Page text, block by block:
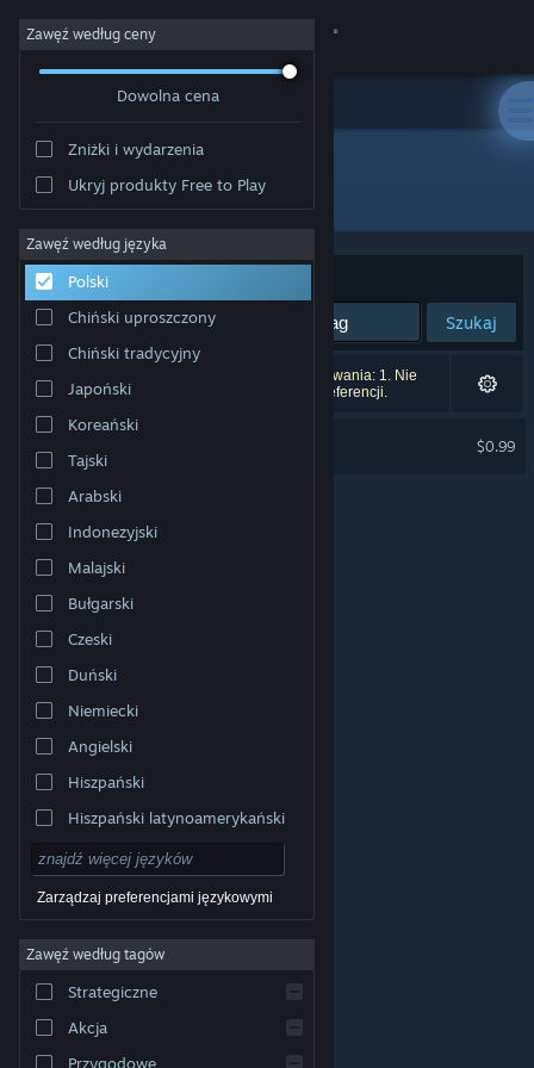
Zaloguj się
Społeczność
Informacje
Wsparcie
Zmień język
Pobierz aplikację mobilną Steam
Wersja przeglądarkowa
© Valve Corporation. Wszelkie prawa zastrzeżone.
właścicieli w Stanach Zjednoczonych i innych krajach.
dostępu
Umowa użytkownika Steam
pieniędzy |Ciasteczka
Zawęź według ceny
Dowolna cena
Zniżki i wydarzenia
Ukryj produkty Free to Play
Zawęź według języka
Polski
Chiński uproszczony
Chiński tradycyjny
Japoński
Koreański
Tajski
Arabski
Indonezyjski
Malajski
Bułgarski
Czeski
Duński
Niemiecki
Angielski
Hiszpański
Hiszpański latynoamerykański
Zarządzaj preferencjami językowymi
Zawęź według tagów
Strategiczne
Akcja
Przygodowe
Wydawca: Xi Zhang
Sortuj według:
Szukaj
Liczba wyników pasujących do twojego wyszukiwania: 1. Nie
uwzględniono 3 tytułów na podstawie twoich preferencji.
$0.99